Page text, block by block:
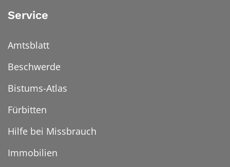
Service
Amtsblatt
Beschwerde
Bistums-Atlas
Fürbitten
Hilfe bei Missbrauch
Immobilien